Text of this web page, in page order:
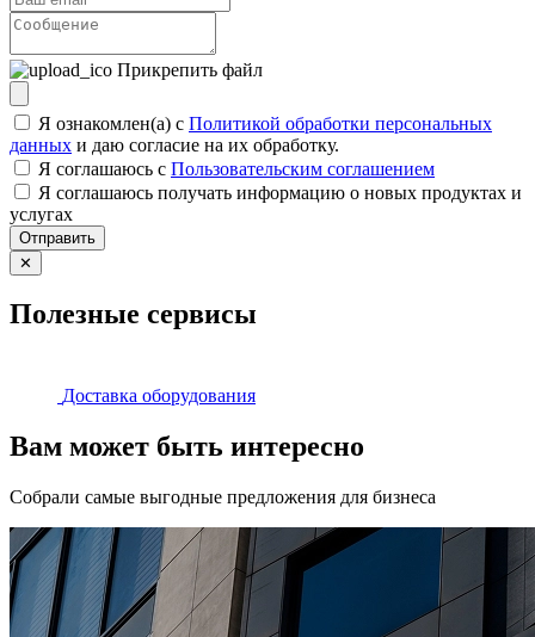
Прикрепить файл
Я ознакомлен(а) с Политикой обработки персональных
данных и даю согласие на их обработку.
Я соглашаюсь c Пользовательским соглашением
Я соглашаюсь получать информацию о новых продуктах и
услугах
Отправить
✕
Полезные сервисы
Доставка оборудования
Вам может быть интересно
Собрали самые выгодные предложения для бизнеса